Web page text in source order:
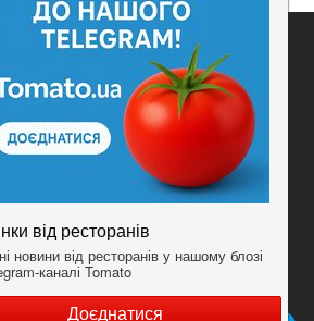
Рецепт дня
Новости
Анонсы
Мобильное приложение
Условия